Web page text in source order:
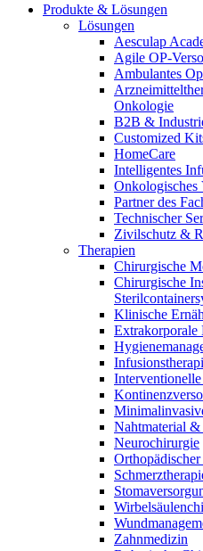
Produkte & Lösungen
Lösungen
Aesculap
Agile OP-
Ambulantes
Onkologie​
B2B &
Customized
HomeCare
Intelligentes
Onkologisches
Partner des
Technischer
Zivilschutz &
Therapien
Chirurgische
Chirurgische
Klinische
Extrakorporale
Nahtmaterial &
Neurochirurgie
Zahnmedizin